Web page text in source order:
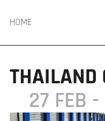
HOME
THAILAND
27 FEB